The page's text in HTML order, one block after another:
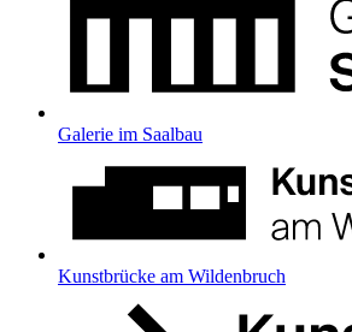
Galerie im Saalbau
Kunstbrücke am Wildenbruch